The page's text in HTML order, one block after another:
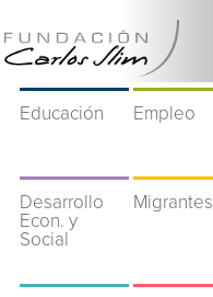
Educación Empleo
Desarrollo
Econ. y
Social
Migrantes